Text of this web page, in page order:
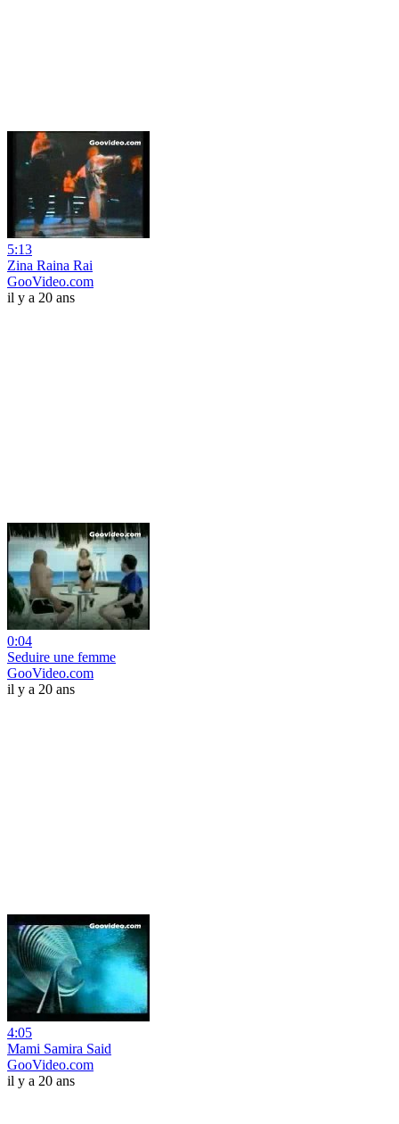
5:13
Zina Raina Rai
GooVideo.com
il y a 20 ans
0:04
Seduire une femme
GooVideo.com
il y a 20 ans
4:05
Mami Samira Said
GooVideo.com
il y a 20 ans